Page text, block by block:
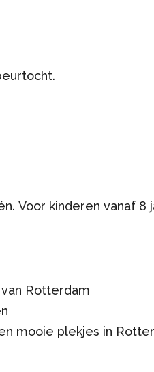
Voor kinderen vanaf 8
van Rotterdam
mooie plekjes in